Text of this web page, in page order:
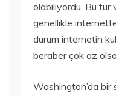
olabiliyordu. Bu tür
genellikle
durum internetin
beraber çok az
Washington’da bir